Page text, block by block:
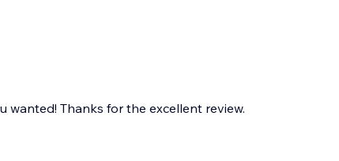
wanted! Thanks for the excellent review.